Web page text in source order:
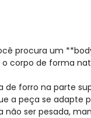
procura um
corpo de forma
forro na parte
a peça se
ser pesada,